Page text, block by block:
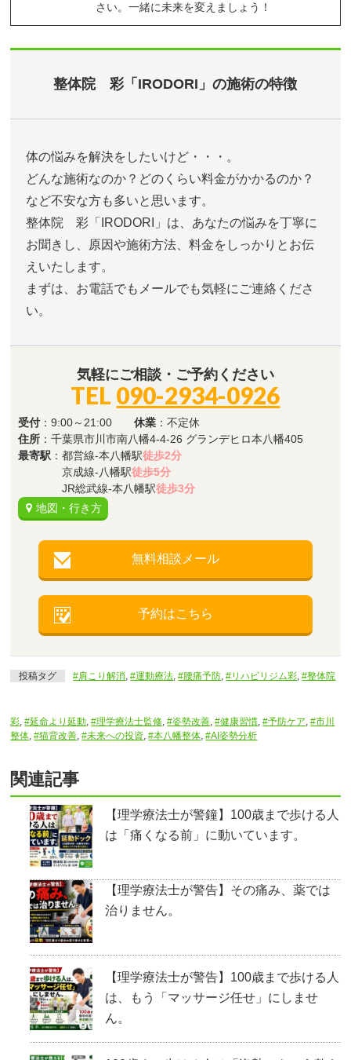
さい。一緒に未来を変えましょう！
整体院 彩「IRODORI」の施術の特徴
体の悩みを解決をしたいけど・・・。
どんな施術なのか？どのくらい料金がかかるのか？
など不安な方も多いと思います。
整体院 彩「IRODORI」は、あなたの悩みを丁寧に
お聞きし、原因や施術方法、料金をしっかりとお伝
えいたします。
まずは、お電話でもメールでも気軽にご連絡くださ
い。
気軽にご相談・ご予約ください
TEL 090-2934-0926
受付 ：9:00～21:00休業 ：不定休
住所 ：千葉県市川市南八幡4-4-26 グランデヒロ本八幡405
最寄駅 ：都営線-本八幡駅徒歩2分
京成線-八幡駅徒歩5分
JR総武線-本八幡駅徒歩3分
地図・行き方
無料相談メール
予約はこちら
投稿タグ #肩こり解消 ,#運動療法 ,#腰痛予防 ,#リハビリジム彩 ,#整体院
彩 ,#延命より延動 ,#理学療法士監修 ,#姿勢改善 ,#健康習慣 ,#予防ケア ,#市川
整体 ,#猫背改善 ,#未来への投資 ,#本八幡整体 ,#AI姿勢分析
関連記事
【理学療法士が警鐘】100歳まで歩ける人
は「痛くなる前」に動いています。
【理学療法士が警告】その痛み、薬では
治りません。
【理学療法士が警告】100歳まで歩ける人
は、もう「マッサージ任せ」にしませ
ん。